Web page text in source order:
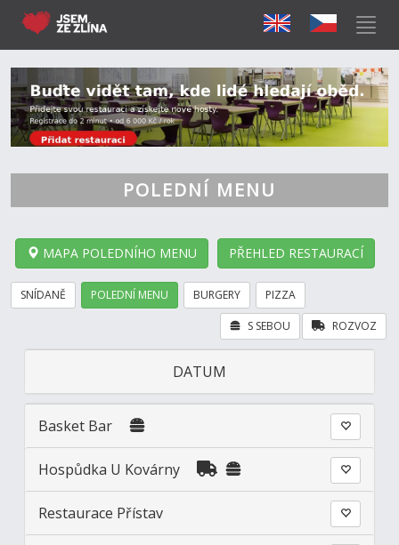
POLEDNÍ MENU
MAPA POLEDNÍHO MENU PŘEHLED RESTAURACÍ
SNÍDANĚ POLEDNÍ MENU BURGERY PIZZA
ROZVOZ
S SEBOU
DATUM
Basket Bar
Hospůdka U Kovárny
Restaurace Přístav